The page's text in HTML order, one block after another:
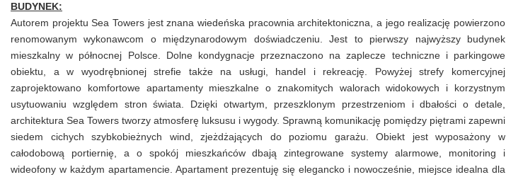
BUDYNEK:
Autorem projektu Sea Towers jest znana wiedeńska pracownia architektoniczna, a jego realizację powierzono
renomowanym wykonawcom o międzynarodowym doświadczeniu. Jest to pierwszy najwyższy budynek
mieszkalny w północnej Polsce. Dolne kondygnacje przeznaczono na zaplecze techniczne i parkingowe
obiektu, a w wyodrębnionej strefie także na usługi, handel i rekreację. Powyżej strefy komercyjnej
zaprojektowano komfortowe apartamenty mieszkalne o znakomitych walorach widokowych i korzystnym
usytuowaniu względem stron świata. Dzięki otwartym, przeszklonym przestrzeniom i dbałości o detale,
architektura Sea Towers tworzy atmosferę luksusu i wygody. Sprawną komunikację pomiędzy piętrami zapewni
siedem cichych szybkobieżnych wind, zjeżdżających do poziomu garażu. Obiekt jest wyposażony w
całodobową portiernię, a o spokój mieszkańców dbają zintegrowane systemy alarmowe, monitoring i
wideofony w każdym apartamencie. Apartament prezentuję się elegancko i nowocześnie, miejsce idealna dla